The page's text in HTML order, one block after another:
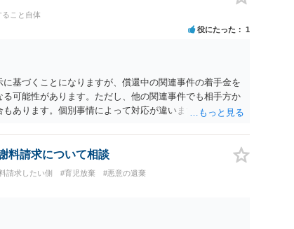
のように思います。 ③行政書士に委任をしているのであ
その行政書士との協議になると思います。請求するか，
類似行為は認めているのか，それさえも否定しているの
います。 ④性交類似行為を認めているにもかかわらず支
じだと思います。）への対応ではあまり変わらないよう
でもよいように思いますが，ゼロかどうかの観点であれ
そうしますと，お近くの弁護士に相談して進めることを
ること自体
役にたった 1
基づくことになりますが、償還中の関連事件の着手金を
可能性があります。ただし、他の関連事件でも相手方か
あります。個別事情によって対応が違いますので、法テ
料請求について相談
請求したい側 #育児放棄 #悪意の遺棄